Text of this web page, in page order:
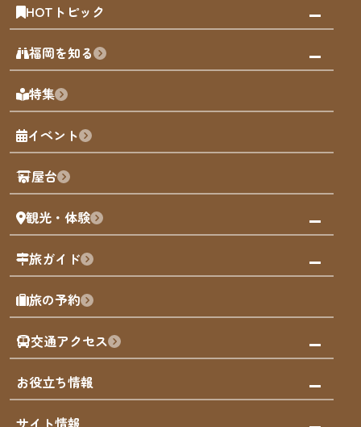
HOTトピック
みんなの旅行記
天神エリア
博多旧市街
福岡城
歴史・文化
福岡を知る
福岡の見どころ
福岡の魅力
観光カレンダー
観光PR動画
まち歩き
福岡グルメ
福岡を楽しむ
福岡のアート
福岡のナイトタイム
福岡の歴史・文化
サステナブルツーリズム
福岡検定
特集
イベント
屋台
観光・体験
観る・遊ぶ
屋台
買う
体験
泊まる
旅ガイド
モデルコース
AIおまかせコース
オリジナルプラン
みんなの旅行記
旅の予約
交通アクセス
市内交通ガイド
お得なチケット
お役立ち情報
お知らせ
サイト情報